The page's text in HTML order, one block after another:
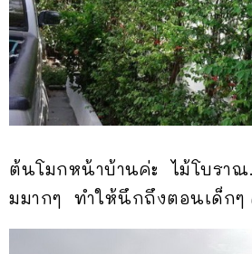
ต้นโมกหน้าบ้านค่ะ ไม้โบรา
มมากๆ ทำให้นึกถึงตอนเด็กๆ